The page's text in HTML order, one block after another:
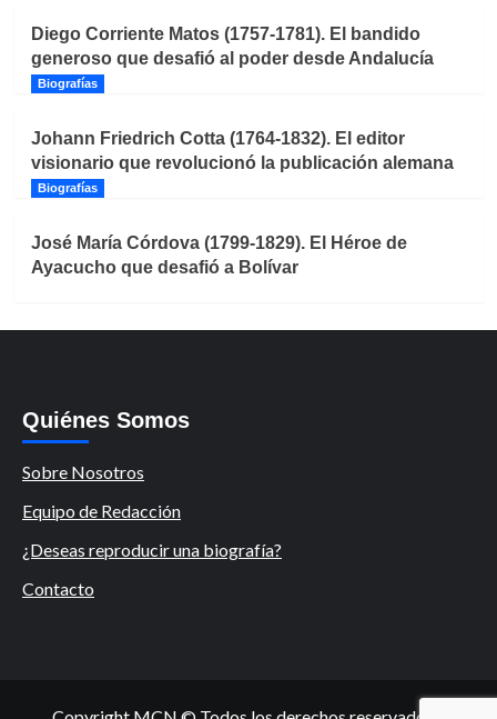
Diego Corriente Matos (1757-1781). El bandido
generoso que desafió al poder desde Andalucía
Biografías
Johann Friedrich Cotta (1764-1832). El editor
visionario que revolucionó la publicación alemana
Biografías
José María Córdova (1799-1829). El Héroe de
Ayacucho que desafió a Bolívar
Quiénes Somos
Sobre Nosotros
Equipo de Redacción
¿Deseas reproducir una biografía?
Contacto